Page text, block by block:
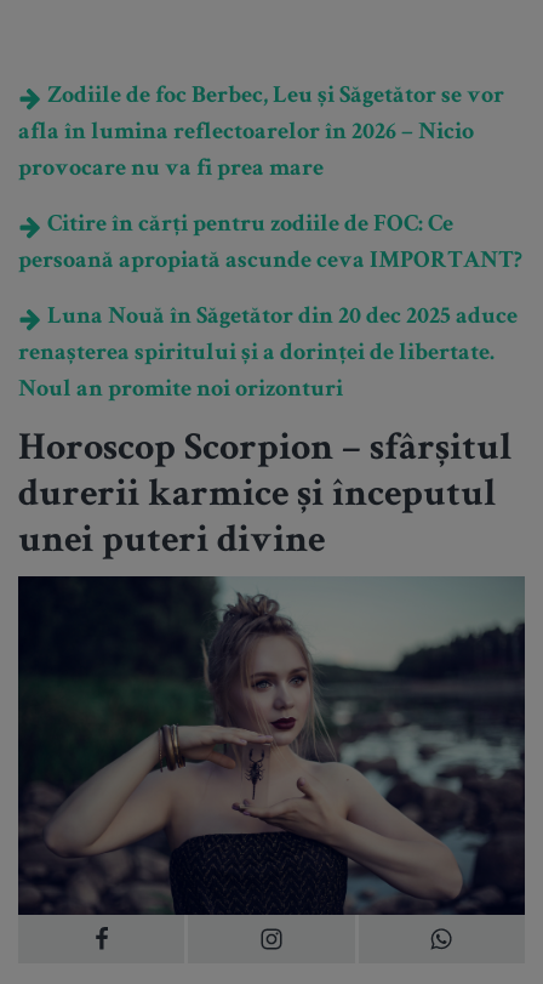
Zodiile de foc Berbec, Leu și Săgetător se vor
afla în lumina reflectoarelor în 2026 – Nicio
provocare nu va fi prea mare
Citire în cărți pentru zodiile de FOC: Ce
persoană apropiată ascunde ceva IMPORTANT?
Luna Nouă în Săgetător din 20 dec 2025 aduce
renașterea spiritului și a dorinței de libertate.
Noul an promite noi orizonturi
Horoscop Scorpion – sfârșitul
durerii karmice și începutul
unei puteri divine